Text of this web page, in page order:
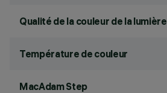
Qualité de la couleur de la lumière
Température de couleur
MacAdam Step